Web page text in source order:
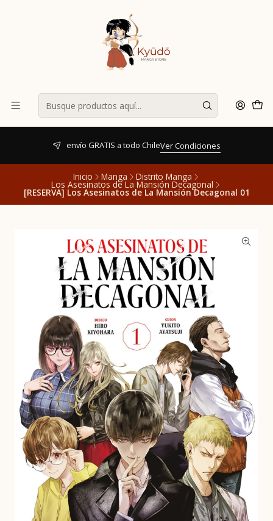
envío GRATIS a todo ChileVer Condiciones
Inicio Manga Distrito Manga
Los Asesinatos de La Mansión Decagonal
[RESERVA] Los Asesinatos de La Mansión Decagonal 01